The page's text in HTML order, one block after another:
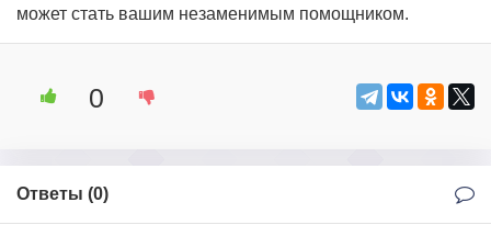
может стать вашим незаменимым помощником.
0
Ответы (0)